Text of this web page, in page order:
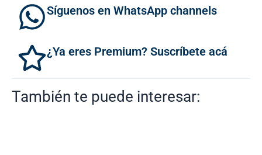
Síguenos en WhatsApp channels
¿Ya eres Premium? Suscríbete acá
También te puede interesar: